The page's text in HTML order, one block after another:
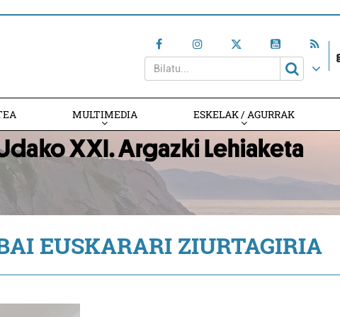
MULTIMEDIA ESKELAK / AGURRAK
EUSKARARI ZIURTAGIRIA